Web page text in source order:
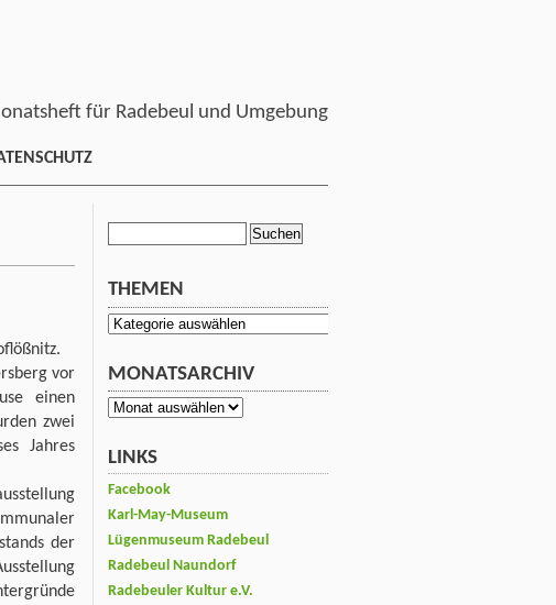
für Radebeul und Umgebung
vor
einen
zwei
Jahres
der
THEMEN
Themen
MONATSARCHIV
Monatsarchiv
LINKS
Facebook
Karl-May-Museum
Lügenmuseum Radebeul
Radebeul Naundorf
Radebeuler Kultur e.V.